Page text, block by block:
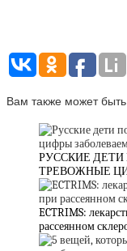
Вам также может
РУССКИЕ
ТРЕВОЖНЫЕ
ECTRIMS:
рассеянном